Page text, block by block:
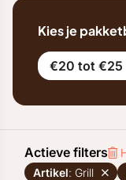
Kies je
€20 tot €25
Actieve filters
Artikel: Grill